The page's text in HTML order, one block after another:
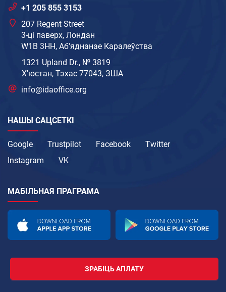
+1 205 855 3153
207 Regent Street
3-ці паверх, Лондан
W1B 3HH, Аб'яднанае Каралеўства
1321 Upland Dr., № 3819
Х'юстан, Тэхас 77043, ЗША
info@idaoffice.org
НАШЫ САЦСЕТКІ
Google Trustpilot Facebook
Twitter
Instagram
VK
МАБІЛЬНАЯ ПРАГРАМА
ЗРАБІЦЬ АПЛАТУ